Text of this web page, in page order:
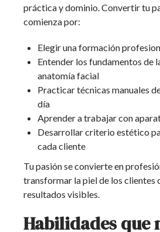
práctica y dominio. Convertir tu
comienza por:
Elegir una formación
Entender los fundamentos de
anatomía facial
Practicar técnicas manuales
día
Aprender a trabajar con
Desarrollar criterio estético
cada cliente
Tu pasión se convierte en
transformar la piel de los clientes
resultados visibles.
Habilidades que